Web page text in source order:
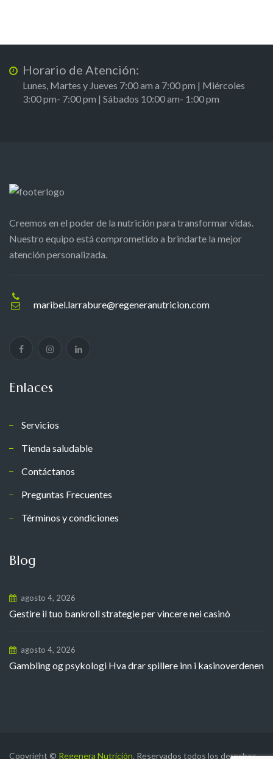
Horario de Atención:
Lunes, Martes y Jueves 7:00 am a 7:00 pm | Miércoles
3:00 pm- 7:00 pm | Sábados 10:00 am- 1:00 pm
Creemos en el poder de la nutrición para transformar vidas.
Nuestro equipo está comprometido a brindarte la mejor
atención personalizada.
maribel.larrabure@regeneranutricion.com
Enlaces
Servicios
Tienda saludable
Contáctanos
Preguntas Frecuentes
Términos y condiciones
Blog
agosto 4, 2026
Gestire il tuo bankroll strategie per vincere nei casinò
agosto 4, 2026
Gambling og psykologi Hva drar spillere inn i kasinoverdenen
Copyright © Regenera Nutrición. Reservados todos los derechos